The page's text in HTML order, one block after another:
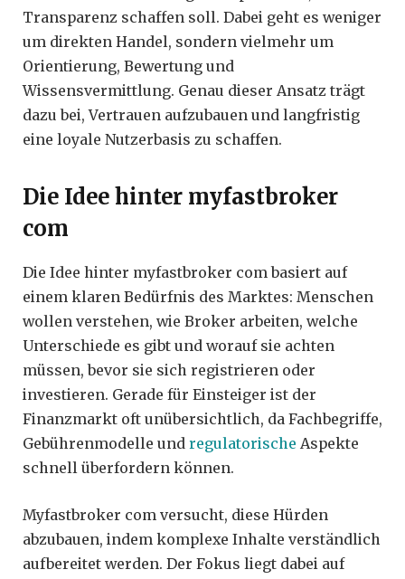
Transparenz schaffen soll. Dabei geht es weniger
um direkten Handel, sondern vielmehr um
Orientierung, Bewertung und
Wissensvermittlung. Genau dieser Ansatz trägt
dazu bei, Vertrauen aufzubauen und langfristig
eine loyale Nutzerbasis zu schaffen.
Die Idee hinter myfastbroker
com
Die Idee hinter myfastbroker com basiert auf
einem klaren Bedürfnis des Marktes: Menschen
wollen verstehen, wie Broker arbeiten, welche
Unterschiede es gibt und worauf sie achten
müssen, bevor sie sich registrieren oder
investieren. Gerade für Einsteiger ist der
Finanzmarkt oft unübersichtlich, da Fachbegriffe,
Gebührenmodelle und regulatorische Aspekte
schnell überfordern können.
Myfastbroker com versucht, diese Hürden
abzubauen, indem komplexe Inhalte verständlich
aufbereitet werden. Der Fokus liegt dabei auf